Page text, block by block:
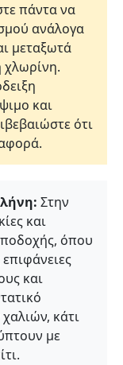
πάντα να
ανάλογα
μεταξωτά
χλωρίνη.
και
ότι
Στην
και
όπου
και
κάτι
με